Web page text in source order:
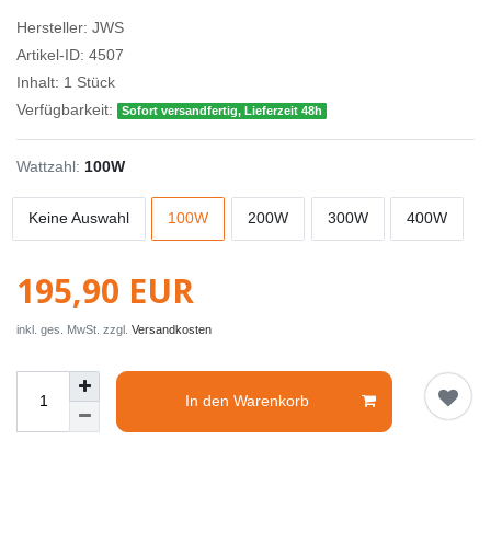
Hersteller: JWS
Artikel-ID: 4507
Inhalt: 1 Stück
Verfügbarkeit:
Sofort versandfertig, Lieferzeit 48h
Wattzahl: 100W
Keine Auswahl 100W 200W 300W 400W
195,90 EUR
inkl. ges. MwSt. zzgl. Versandkosten
In den Warenkorb